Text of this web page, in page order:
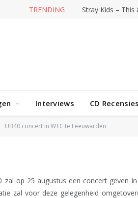
TRENDING Stray Kids – This
Interviews CD Recensies
UB40 concert in WTC te Leeuwarden
te Leeuwarden
zal op 25 augustus een concert geven
zal voor deze gelegenheid